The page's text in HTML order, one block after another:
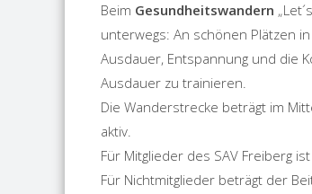
Beim Gesundheitswandern
unterwegs: An schönen Plätzen
Ausdauer, Entspannung und die
Ausdauer zu trainieren.
Die Wanderstrecke beträgt im
aktiv.
Für Mitglieder des SAV Freiberg
Für Nichtmitglieder beträgt der